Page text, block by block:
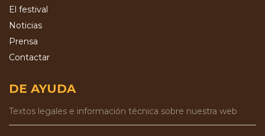
El festival
Noticias
Prensa
Contactar
DE AYUDA
Textos legales e información técnica sobre nuestra web